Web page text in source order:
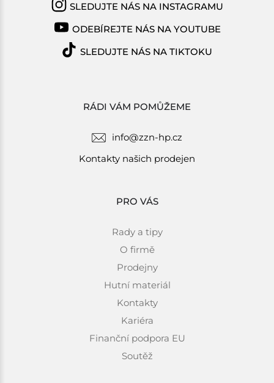
RÁDI VÁM POMŮŽEME
info@zzn-hp.cz
Kontakty našich prodejen
PRO VÁS
Rady a tipy
O firmě
Prodejny
Hutní materiál
Kontakty
Kariéra
Finanční podpora EU
Soutěž
SLEDUJTE NÁS NA INSTAGRAMU
ODEBÍREJTE NÁS NA YOUTUBE
SLEDUJTE NÁS NA TIKTOKU